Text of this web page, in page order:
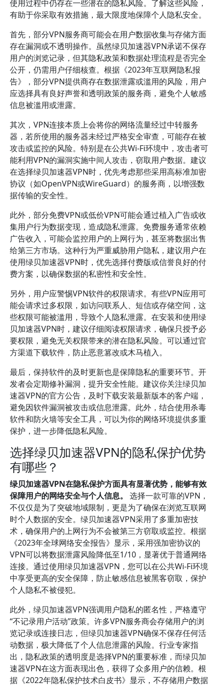
使用过程中仍存在一些潜在的隐私风险。了解这些风险，
有助于你采取有效措施，最大限度地保障个人隐私安全。
首先，部分VPN服务商可能会在用户数据收集与存储方面
存在漏洞或不透明操作。虽然绿贝加速器VPN承诺不保存
用户的浏览记录，但其隐私政策和数据处理流程是否完全
公开，仍需用户仔细核查。根据《2023年互联网隐私报
告》，部分VPN提供商存在数据泄露或滥用的风险，用户
应选择具有良好声誉和透明政策的服务商，避免个人敏感
信息被滥用或泄露。
其次，VPN连接本质上会将你的网络流量经过中转服务
器，若所使用的服务器未经过严格安全审查，可能存在被
攻击或监控的风险。特别是在公共Wi-Fi环境中，攻击者可
能利用VPN的漏洞实施中间人攻击，窃取用户数据。建议
在选择绿贝加速器VPN时，优先考虑那些采用高标准加密
协议（如OpenVPN或WireGuard）的服务商，以增强数
据传输的安全性。
此外，部分免费VPN或低价VPN可能会通过植入广告或收
集用户行为数据变现，造成隐私泄露。免费服务通常依赖
广告收入，可能会监控用户的上网行为，甚至将数据出售
给第三方市场。这种行为严重威胁用户隐私，建议用户在
使用绿贝加速器VPN时，优先选择付费版或信誉良好的付
费方案，以确保数据的私密性和安全性。
另外，用户应警惕VPN软件的权限请求。有些VPN应用可
能会请求过多权限，如访问联系人、短信或存储空间，这
些权限可能被滥用，导致个人隐私泄露。在安装和使用绿
贝加速器VPN时，建议仔细阅读权限请求，确保只授予必
要权限，避免无关权限带来的潜在隐私风险。可以通过官
方渠道下载软件，防止恶意篡改或木马植入。
最后，保持软件的及时更新也是保障隐私的重要环节。开
发者会定期修补漏洞，提升安全性能。建议你关注绿贝加
速器VPN的官方公告，及时下载安装最新版本的客户端，
避免因软件漏洞被攻击或信息泄露。此外，结合使用杀毒
软件和防火墙等安全工具，可以为你的网络环境提供多重
保护，进一步降低隐私风险。
选择绿贝加速器VPN的隐私保护优势
有哪些？
绿贝加速器VPN在隐私保护方面具有显著优势，能够有效
保障用户的网络安全与个人信息。
选择一款可靠的VPN，
不仅仅是为了突破地域限制，更是为了确保在浏览互联网
时个人数据的安全。绿贝加速器VPN采用了多重加密技
术，确保用户的上网行为不会被第三方窃取或监控。根据
《2023年全球网络安全报告》显示，采用强加密协议的
VPN可以将数据泄露风险降低至1/10，显著优于普通网络
连接。通过使用绿贝加速器VPN，您可以在公共Wi-Fi环境
中享受更高的安全保障，防止敏感信息被黑客窃取，保护
个人隐私不被侵犯。
此外，绿贝加速器VPN强调用户隐私的匿名性，严格遵守
“不记录用户活动”政策。许多VPN服务商会存储用户的浏
览记录或连接日志，但绿贝加速器VPN确保不保存任何活
动数据，极大降低了个人信息泄露的风险。行业专家指
出，隐私政策的透明度是选择VPN的重要标准，而绿贝加
速器VPN在这方面表现出色，获得了众多用户的信赖。根
据《2022年隐私保护技术白皮书》显示，不存储用户数据